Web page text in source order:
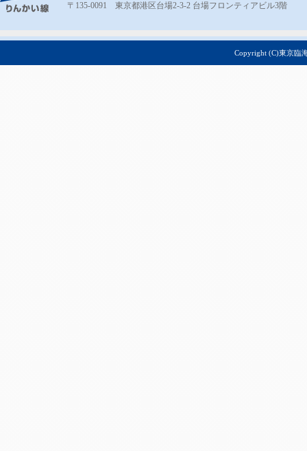
〒135-0091 東京都港区台場2-3-2 台場フロンティアビル3階
Copyright (C)東京臨